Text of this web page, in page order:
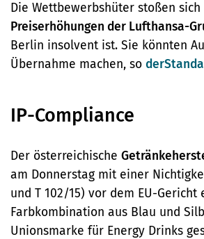
Die Wettbewerbshüter stoßen
Preiserhöhungen der Lufthansa-
Berlin insolvent ist. Sie könnten
Übernahme machen, so
IP-Compliance
Der österreichische
am Donnerstag mit einer
und T 102/15) vor dem EU-
Farbkombination aus Blau und
Unionsmarke für Energy Drinks